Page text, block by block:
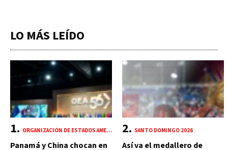
LO MÁS LEÍDO
ORGANIZACIÓN DE ESTADOS AMERICANOS (OEA)
Panamá y China chocan en
SANTO DOMINGO 2026
Así va el medallero de